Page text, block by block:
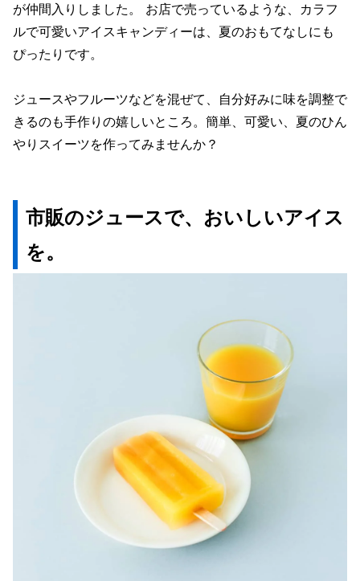
が仲間入りしました。 お店で売っているような、カラフ
ルで可愛いアイスキャンディーは、夏のおもてなしにも
ぴったりです。
ジュースやフルーツなどを混ぜて、自分好みに味を調整で
きるのも手作りの嬉しいところ。簡単、可愛い、夏のひん
やりスイーツを作ってみませんか？
市販のジュースで、おいしいアイス
を。